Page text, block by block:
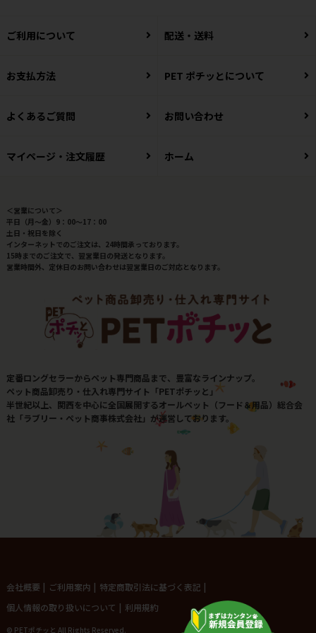
ご利用について 配送・送料
お支払方法 PET ポチッとについて
よくあるご質問 お問い合わせ
マイページ・注文履歴 ホーム
＜営業について＞
平日（月～金）9：00～17：00
土日・祝日を除く
インターネットでのご注文は、24時間承っております。
15時までのご注文で、翌営業日の発送となります。
営業時間外、定休日のお問い合わせは翌営業日のご対応となります。
定番ロングセラーからペット専門商品まで、豊富なラインナップ。
ペット商品卸売り・仕入れ専門サイト「PETポチッと」
半世紀以上、関西を中心に全国展開するオールペット（フード＆用品）総合会
社「ラブリー・ペット商事株式会社」が運営しております。
会社概要 | ご利用案内 | 特定商取引法に基づく表記 |
個人情報の取り扱いについて | 利用規約
© PETポチッと All Rights Reserved.